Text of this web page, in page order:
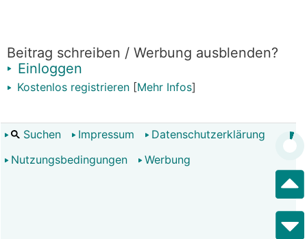
Beitrag schreiben / Werbung ausblenden?
Einloggen
Kostenlos registrieren [Mehr Infos]
Suchen Impressum
Datenschutzerklärung
Nutzungsbedingungen
Werbung